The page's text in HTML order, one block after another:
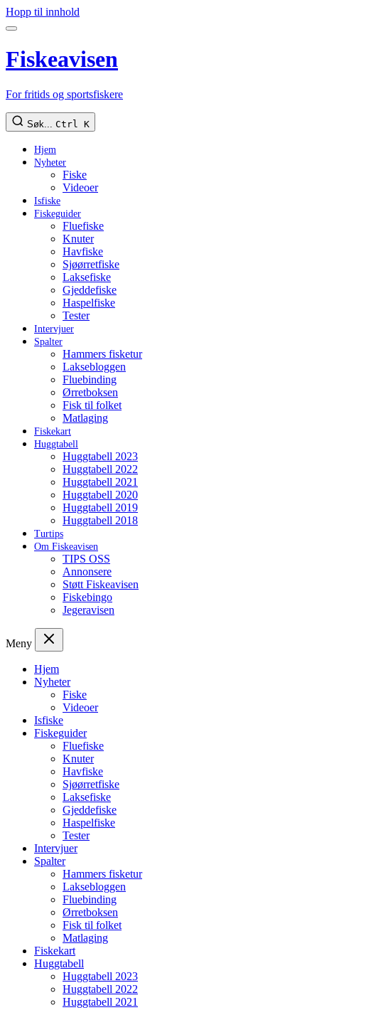
Hopp til innhold
Fiskeavisen
For fritids og sportsfiskere
Søk... Ctrl K
Hjem
Nyheter
Fiske
Videoer
Isfiske
Fiskeguider
Fluefiske
Knuter
Havfiske
Sjøørretfiske
Laksefiske
Gjeddefiske
Haspelfiske
Tester
Intervjuer
Spalter
Hammers fisketur
Laksebloggen
Fluebinding
Ørretboksen
Fisk til folket
Matlaging
Fiskekart
Huggtabell
Huggtabell 2023
Huggtabell 2022
Huggtabell 2021
Huggtabell 2020
Huggtabell 2019
Huggtabell 2018
Turtips
Om Fiskeavisen
TIPS OSS
Annonsere
Støtt Fiskeavisen
Fiskebingo
Jegeravisen
Meny
Hjem
Nyheter
Fiske
Videoer
Isfiske
Fiskeguider
Fluefiske
Knuter
Havfiske
Sjøørretfiske
Laksefiske
Gjeddefiske
Haspelfiske
Tester
Intervjuer
Spalter
Hammers fisketur
Laksebloggen
Fluebinding
Ørretboksen
Fisk til folket
Matlaging
Fiskekart
Huggtabell
Huggtabell 2023
Huggtabell 2022
Huggtabell 2021